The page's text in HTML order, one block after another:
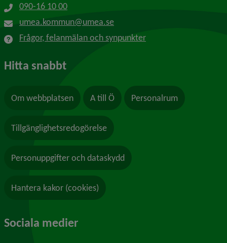
090-16 10 00
umea.kommun@umea.se
Frågor, felanmälan och synpunkter
Hitta snabbt
Om webbplatsen A till Ö Personalrum
Tillgänglighetsredogörelse
Personuppgifter och dataskydd
Hantera kakor (cookies)
Sociala medier